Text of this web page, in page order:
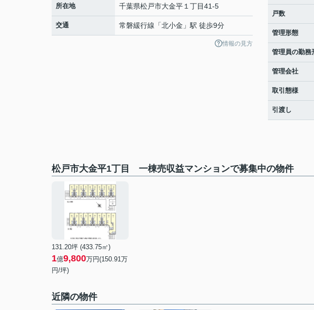
所在地 千葉県松戸市大金平 １丁目41-5
交通 常磐緩行線 「北小金 」駅 徒歩9分
情報の見方
戸数
管理形態
管理員の勤務
管理会社
取引態様
引渡し
松戸市大金平1丁目 一棟売収益マンションで募集中の物件
131.20坪 (433.75㎡)
1億9,800万円(150.91万
円/坪)
近隣の物件